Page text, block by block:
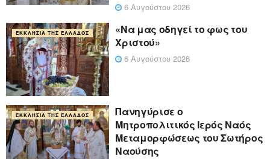
6 Αυγούστου 2026
ΕΚΚΛΗΣΊΑ ΤΗΣ ΕΛΛΆΔΟΣ
«Να μας οδηγεί το φως του
Χριστού»
6 Αυγούστου 2026
ΕΚΚΛΗΣΊΑ ΤΗΣ ΕΛΛΆΔΟΣ
Πανηγύρισε ο
Μητροπολιτικός Ιερός Ναός
Μεταμορφώσεως του Σωτήρος
Ναούσης